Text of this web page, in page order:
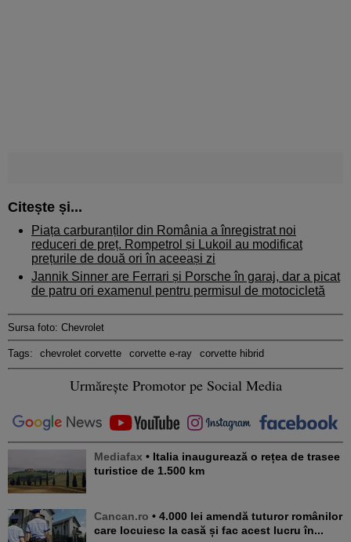
Citește și...
Piața carburanților din România a înregistrat noi
reduceri de preț. Rompetrol și Lukoil au modificat
prețurile de două ori în aceeași zi
Jannik Sinner are Ferrari și Porsche în garaj, dar a picat
de patru ori examenul pentru permisul de motocicletă
Sursa foto: Chevrolet
Tags: chevrolet corvette corvette e-ray corvette hibrid
Urmărește Promotor pe Social Media
Mediafax • Italia inaugurează o rețea de trasee
turistice de 1.500 km
Cancan.ro • 4.000 lei amendă tuturor românilor
care locuiesc la casă și fac acest lucru în...